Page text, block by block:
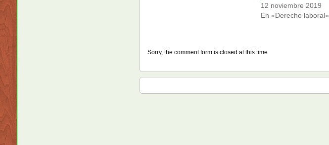
12 noviembre 2019
En «Derecho laboral»
Sorry, the comment form is closed at this time.